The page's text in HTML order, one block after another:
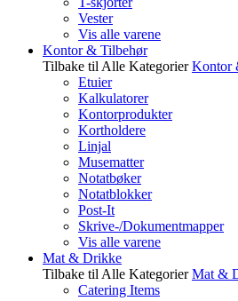
Vester
Vis alle varene
Kontor & Tilbehør
Tilbake til Alle Kategorier Kontor
Etuier
Kalkulatorer
Kontorprodukter
Kortholdere
Linjal
Musematter
Notatbøker
Notatblokker
Post-It
Skrive-/Dokumentmapper
Vis alle varene
Mat & Drikke
Tilbake til Alle Kategorier Mat &
Catering Items